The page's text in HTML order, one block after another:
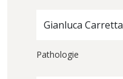
Gianluca Carretta
Pathologie